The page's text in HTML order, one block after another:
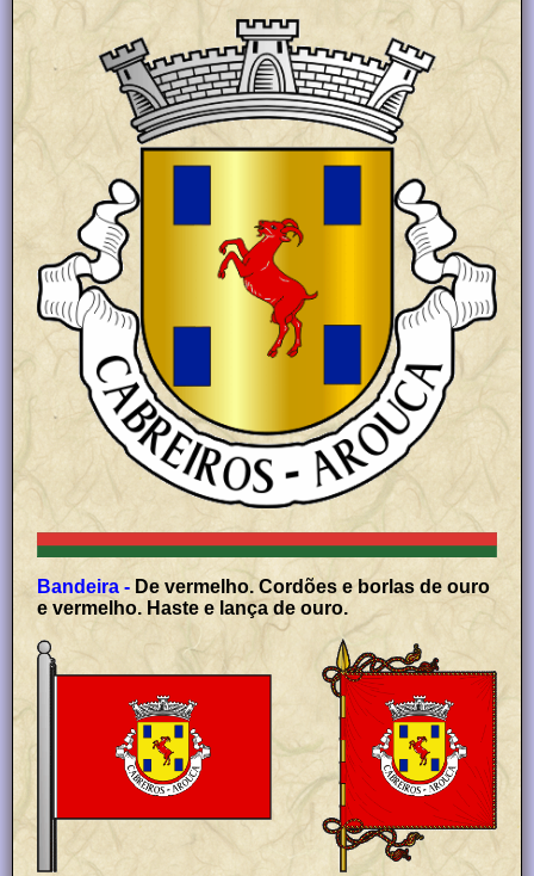
Bandeira - De vermelho. Cordões e borlas de ouro
e vermelho. Haste e lança de ouro.